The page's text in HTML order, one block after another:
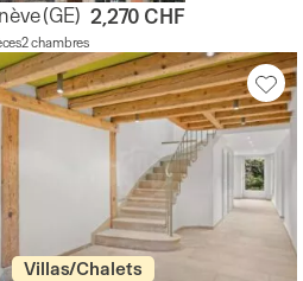
(GE)
2 chambres
2,270 CHF
Villas/Chalets